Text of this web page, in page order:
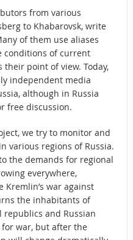
from various
to Khabarovsk, write
of them use aliases
conditions of current
their point of view. Today,
independent media
although in Russia
free discussion.
we try to monitor and
various regions of Russia.
the demands for regional
everywhere,
war against
the inhabitants of
and Russian
war, but after the